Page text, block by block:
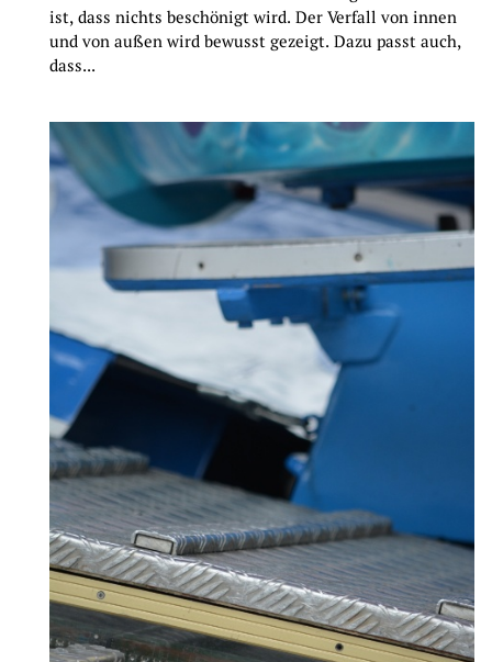
ist, dass nichts beschönigt wird. Der Verfall von innen
und von außen wird bewusst gezeigt. Dazu passt auch,
dass...